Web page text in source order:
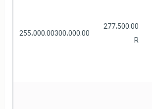
R
255،000.00300،000.00